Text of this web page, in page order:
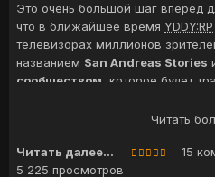
И этим всем ты можешь
департаменте, тебе осталось
Ждем тебя в наших рядах,
следствие пересмотрели и
страниц внутренних протоколов
Новый департамент
компетенций и навыков, теперь
которые полностью
Это очень большой шаг вперед
что в ближайшее время YDDY:RP
телевизорах миллионов
названием San Andreas Stories
сообществом , которое будет
помощь в продвижении проекта
уровень и невероятный объем
трех лет для того, чтобы быть
Читать
Читать далее...
15
5 225 просмотров